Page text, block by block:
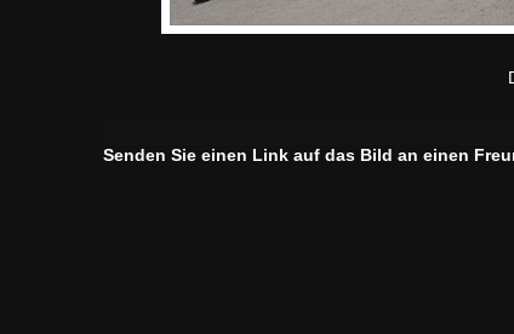
Senden Sie einen Link auf das Bild an einen